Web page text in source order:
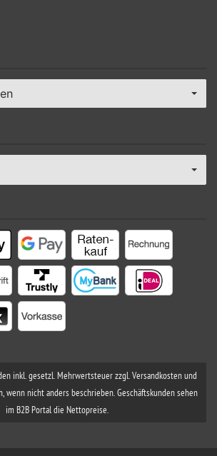
inkl. gesetzl. Mehrwertsteuer zzgl. Versandkosten und
wenn nicht anders beschrieben. Geschäftskunden sehen
im B2B Portal die Nettopreise.